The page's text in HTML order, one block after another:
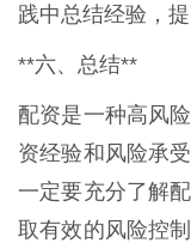
践中总结经验，
**六、总结**
配资是一种高风
资经验和风险承
一定要充分了解
取有效的风险控